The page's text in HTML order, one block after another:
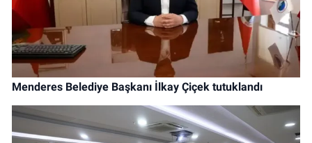
Menderes Belediye Başkanı İlkay Çiçek tutuklandı